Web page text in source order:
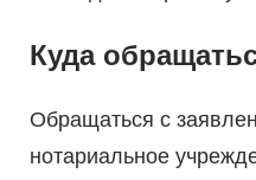
Куда
Обращаться с
нотариальное